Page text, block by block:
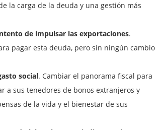
la carga de la deuda y una gestión más
de impulsar las exportaciones.
pagar esta deuda, pero sin ningún cambio
social. Cambiar el panorama fiscal para
a sus tenedores de bonos extranjeros y
de la vida y el bienestar de sus